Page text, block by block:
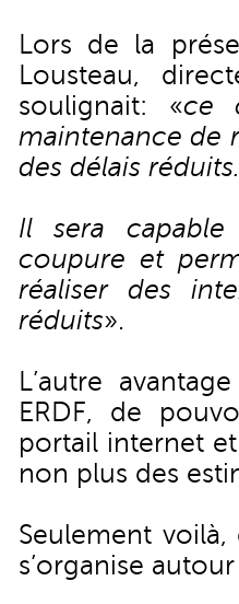
Lors de la
Lousteau,
soulignait: «ce
maintenance de
des délais réduits.
Il sera
coupure et
réaliser des
réduits».
L’autre
ERDF, de
portail internet
non plus des
Seulement voilà,
s’organise